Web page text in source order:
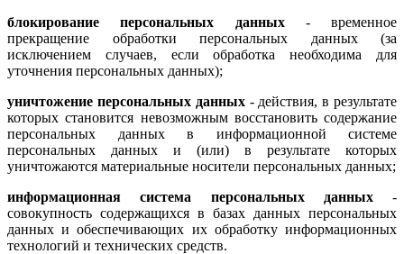
блокирование персональных данных- временное
прекращение обработки персональных данных (за
исключением случаев, если обработка необходима для
уточнения персональных данных);
уничтожение персональных данных- действия, в результате
которых становится невозможным восстановить содержание
персональных данных в информационной системе
персональных данных и (или) в результате которых
уничтожаются материальные носители персональных данных;
информационная система персональных данных-
совокупность содержащихся в базах данных персональных
данных и обеспечивающих их обработку информационных
технологий и технических средств.